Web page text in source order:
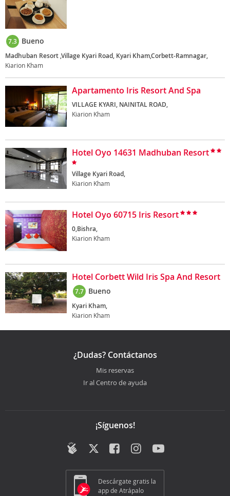
7.3 Bueno
Madhuban Resort ,Village Kyari Road, Kyari Kham,Corbett-Ramnagar,
Kiarion Kham
Apartamento Iris Resort And Spa
VILLAGE KYARI, NAINITAL ROAD,
Kiarion Kham
Hotel Oyo 14631 Madhuban Resort
Village Kyari Road,
Kiarion Kham
Hotel Oyo 60715 Iris Resort
0,Bishra,
Kiarion Kham
Hotel Corbett Wild Iris Spa And Resort
7.7 Bueno
Kyari Kham,
Kiarion Kham
¿Dudas? Contáctanos
Mis reservas
Ir al Centro de ayuda
¡Síguenos!
Descárgate gratis la
app de Atrápalo